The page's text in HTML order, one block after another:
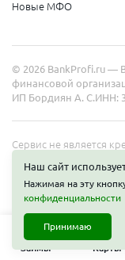
Новые МФО
© 2026 BankProfi.ru —
финансовой
ИП Бордиян А. С.ИНН:
Сервис не является
на сайте не является
уточняйте на сайте
Займы Карты
Наш сайт
Нажимая на эту
конфиденциальности
Принимаю